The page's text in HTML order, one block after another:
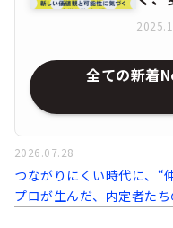
全ての新着
つながりにくい時代に、
プロが生んだ、内定者たち
2026.07.28